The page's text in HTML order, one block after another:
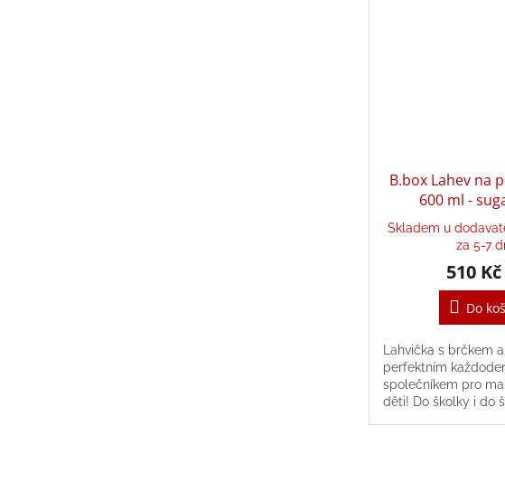
B.box Lahev na
600 ml -
Skladem u
za 5-7
510 Kč
Do
Lahvička s brčkem
perfektním
společníkem pro
děti! Do školky i do